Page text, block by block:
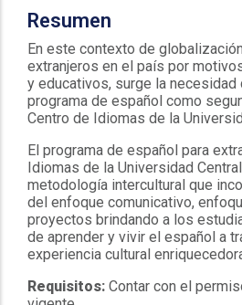
Resumen
En este contexto de
extranjeros en el país por
y educativos, surge la necesidad
programa de español como
Centro de Idiomas de la
El programa de español para
Idiomas de la Universidad
metodología intercultural que
del enfoque comunicativo,
proyectos brindando a los
de aprender y vivir el español a
experiencia cultural
Requisitos: Contar con el